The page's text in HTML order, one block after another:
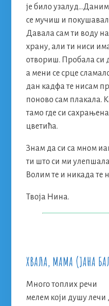
је било
се мучиш и
Давала сам ти воду
храну, али ти ниси
отвориш. Пробала си
а мени се срце
дан кадфа те нисам
поново сам плакала.
тамо где си
цветића.
Знам да си са мном
ти што си ми
Волим те и никада те
Твоја Нина.
ХВАЛА, МАМА (ЈАНА
Много топлих речи
мелем који душу лечи ,